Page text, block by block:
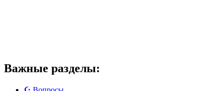
Важные разделы: